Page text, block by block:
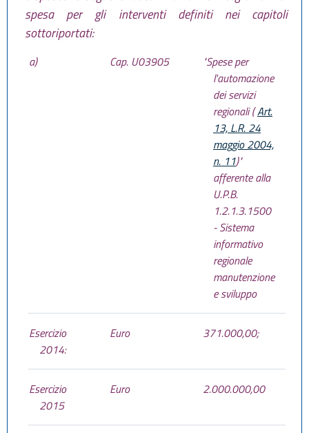
spesa per gli interventi definiti nei capitoli
sottoriportati:
a) Cap. U03905
"Spese per
l'automazione
dei servizi
regionali (Art.
13, L.R. 24
maggio 2004,
n. 11)"
afferente alla
U.P.B.
1.2.1.3.1500
- Sistema
informativo
regionale
manutenzione
e sviluppo
Esercizio
2014:
Euro 371.000,00;
Esercizio
2015
Euro 2.000.000,00